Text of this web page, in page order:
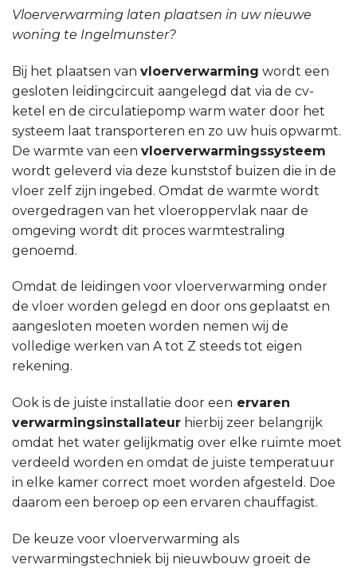
Vloerverwarming laten plaatsen in uw nieuwe
woning te Ingelmunster?
Bij het plaatsen van vloerverwarming wordt een
gesloten leidingcircuit aangelegd dat via de cv-
ketel en de circulatiepomp warm water door het
systeem laat transporteren en zo uw huis opwarmt.
De warmte van een vloerverwarmingssysteem
wordt geleverd via deze kunststof buizen die in de
vloer zelf zijn ingebed. Omdat de warmte wordt
overgedragen van het vloeroppervlak naar de
omgeving wordt dit proces warmtestraling
genoemd.
Omdat de leidingen voor vloerverwarming onder
de vloer worden gelegd en door ons geplaatst en
aangesloten moeten worden nemen wij de
volledige werken van A tot Z steeds tot eigen
rekening.
Ook is de juiste installatie door een ervaren
verwarmingsinstallateur hierbij zeer belangrijk
omdat het water gelijkmatig over elke ruimte moet
verdeeld worden en omdat de juiste temperatuur
in elke kamer correct moet worden afgesteld. Doe
daarom een beroep op een ervaren chauffagist.
De keuze voor vloerverwarming als
verwarmingstechniek bij nieuwbouw groeit de